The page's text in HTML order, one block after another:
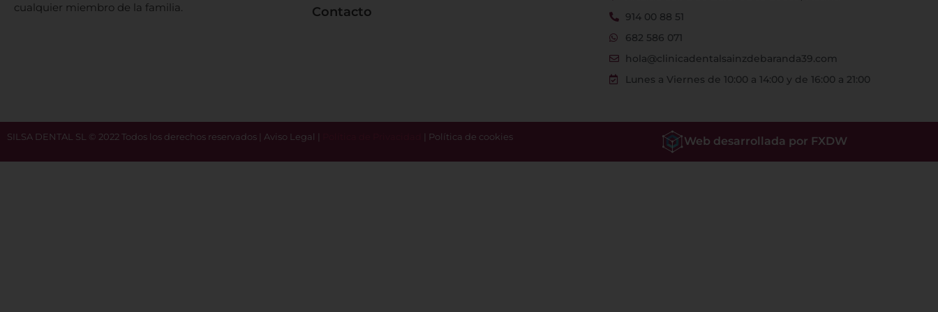
cualquier miembro de la familia.
Contacto
914 00 88 51
682 586 071
hola@clinicadentalsainzdebaranda39.com
Lunes a Viernes de 10:00 a 14:00 y de 16:00 a 21:00
SILSA DENTAL SL © 2022 Todos los derechos reservados | Aviso Legal | | Política de cookies Web desarrollada por FXDW